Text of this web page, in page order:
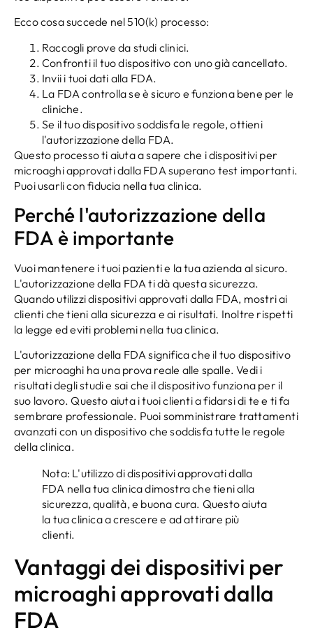
Ecco cosa succede nel 510(k) processo:
Raccogli prove da studi clinici.
Confronti il ​​tuo dispositivo con uno già cancellato.
Invii i tuoi dati alla FDA.
La FDA controlla se è sicuro e funziona bene per le
cliniche.
Se il tuo dispositivo soddisfa le regole, ottieni
l'autorizzazione della FDA.
Questo processo ti aiuta a sapere che i dispositivi per
microaghi approvati dalla FDA superano test importanti.
Puoi usarli con fiducia nella tua clinica.
Perché l'autorizzazione della
FDA è importante
Vuoi mantenere i tuoi pazienti e la tua azienda al sicuro.
L'autorizzazione della FDA ti dà questa sicurezza.
Quando utilizzi dispositivi approvati dalla FDA, mostri ai
clienti che tieni alla sicurezza e ai risultati. Inoltre rispetti
la legge ed eviti problemi nella tua clinica.
L'autorizzazione della FDA significa che il tuo dispositivo
per microaghi ha una prova reale alle spalle. Vedi i
risultati degli studi e sai che il dispositivo funziona per il
suo lavoro. Questo aiuta i tuoi clienti a fidarsi di te e ti fa
sembrare professionale. Puoi somministrare trattamenti
avanzati con un dispositivo che soddisfa tutte le regole
della clinica.
Nota: L'utilizzo di dispositivi approvati dalla
FDA nella tua clinica dimostra che tieni alla
sicurezza, qualità, e buona cura. Questo aiuta
la tua clinica a crescere e ad attirare più
clienti.
Vantaggi dei dispositivi per
microaghi approvati dalla
FDA